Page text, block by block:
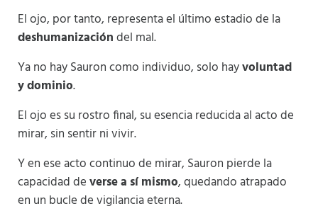
El ojo, por tanto, representa el último estadio de la
deshumanizacióndel mal.
Ya no hay Sauron como individuo, solo hayvoluntad
y dominio.
El ojo es su rostro final, su esencia reducida al acto de
mirar, sin sentir ni vivir.
Y en ese acto continuo de mirar, Sauron pierde la
capacidad deverse a sí mismo, quedando atrapado
en un bucle de vigilancia eterna.